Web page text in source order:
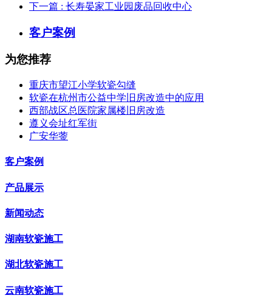
下一篇 : 长寿晏家工业园废品回收中心
客户案例
为您推荐
重庆市望江小学软瓷勾缝
软瓷在杭州市公益中学旧房改造中的应用
西部战区总医院家属楼旧房改造
遵义会址红军街
广安华蓥
客户案例
产品展示
新闻动态
湖南软瓷施工
湖北软瓷施工
云南软瓷施工